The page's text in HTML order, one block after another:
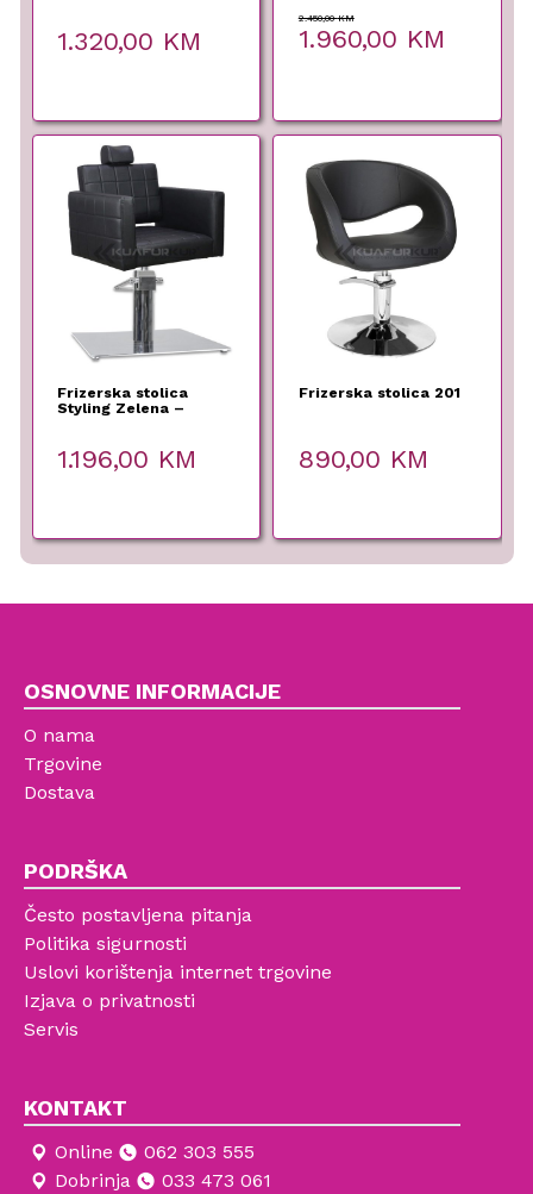
1.320,00 KM
2.450,00KM
Original
price
1.960,00 KM
Current
price
Frizerska stolica
Styling Zelena –
1.196,00 KM
Frizerska stolica 201
890,00 KM
OSNOVNE INFORMACIJE
O nama
Trgovine
Dostava
PODRŠKA
Često postavljena pitanja
Politika sigurnosti
Uslovi korištenja internet trgovine
Izjava o privatnosti
Servis
KONTAKT
Online
062 303 555
Dobrinja
033 473 061